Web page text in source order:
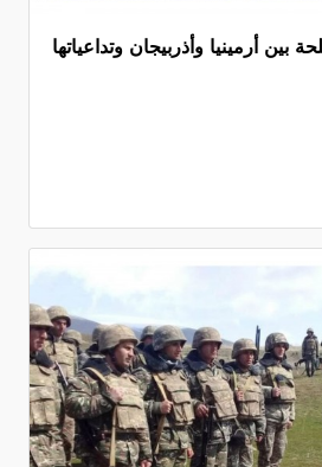
بين أرمينيا وأذربيجان وتداعياتها